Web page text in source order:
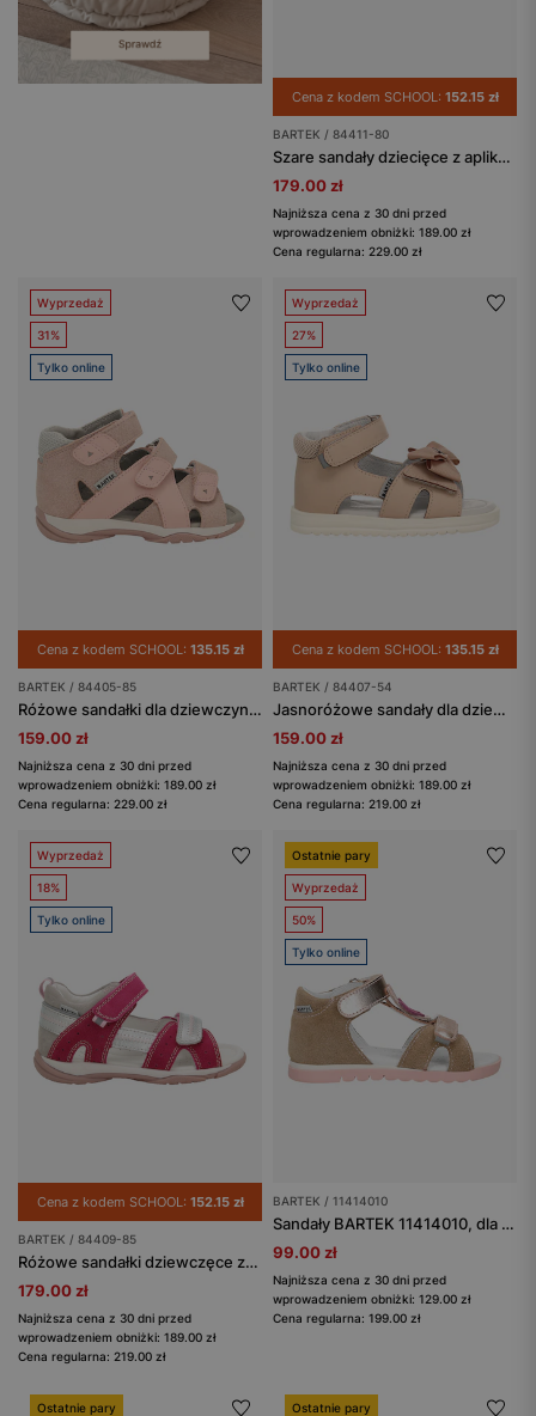
Cena z kodem SCHOOL: 152.15 zł
BARTEK / 84411-80
Szare sandały dziecięce z aplikacją wilka na pięcie BARTEK 84411-80
179.00 zł
Najniższa cena z 30 dni przed
wprowadzeniem obniżki: 189.00 zł
Cena regularna: 229.00 zł
Wyprzedaż
31%
Tylko online
Cena z kodem SCHOOL: 135.15 zł
BARTEK / 84405-85
Różowe sandałki dla dziewczynki z błyszczącą wstawką BARTEK 84405-85
159.00 zł
Najniższa cena z 30 dni przed
wprowadzeniem obniżki: 189.00 zł
Cena regularna: 229.00 zł
Wyprzedaż
27%
Tylko online
Cena z kodem SCHOOL: 135.15 zł
BARTEK / 84407-54
Jasnoróżowe sandały dla dziewczynki z kokardką BARTEK 84407-54
159.00 zł
Najniższa cena z 30 dni przed
wprowadzeniem obniżki: 189.00 zł
Cena regularna: 219.00 zł
Wyprzedaż
18%
Tylko online
Cena z kodem SCHOOL: 152.15 zł
BARTEK / 84409-85
Różowe sandałki dziewczęce ze srebrnymi wstawkami BARTEK 84409-85
179.00 zł
Najniższa cena z 30 dni przed
wprowadzeniem obniżki: 189.00 zł
Cena regularna: 219.00 zł
Ostatnie pary
Wyprzedaż
50%
Tylko online
BARTEK / 11414010
Sandały BARTEK 11414010, dla dziewcząt, beżowo-złoty
99.00 zł
Najniższa cena z 30 dni przed
wprowadzeniem obniżki: 129.00 zł
Cena regularna: 199.00 zł
Ostatnie pary Ostatnie pary